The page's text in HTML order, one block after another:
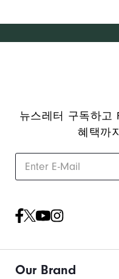
뉴스레터 구독하고
혜택까
Our Brand